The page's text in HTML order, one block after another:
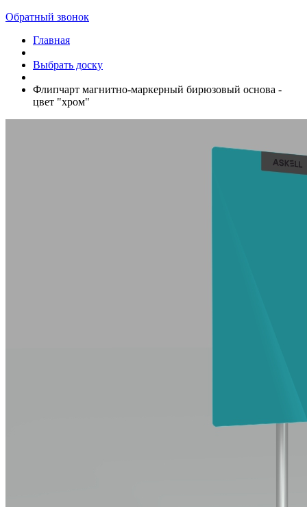
Обратный звонок
Главная
Выбрать доску
Флипчарт магнитно-маркерный бирюзовый основа -
цвет "хром"